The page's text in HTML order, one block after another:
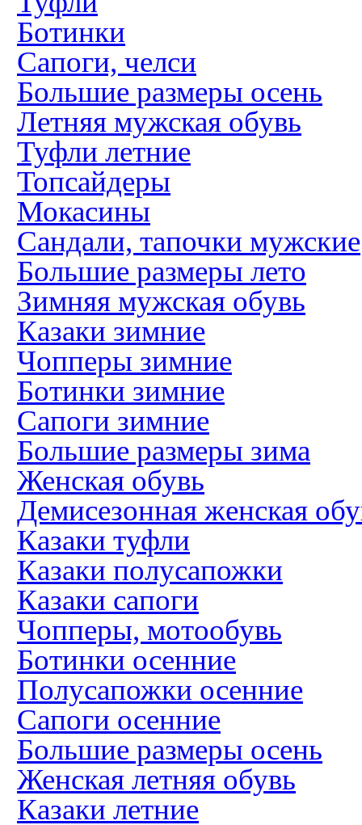
Ботинки
Сапоги, челси
Большие размеры осень
Летняя мужская обувь
Туфли летние
Топсайдеры
Мокасины
Сандали, тапочки мужские
Большие размеры лето
Зимняя мужская обувь
Казаки зимние
Чопперы зимние
Ботинки зимние
Сапоги зимние
Большие размеры зима
Женская обувь
Демисезонная женская
Казаки туфли
Казаки полусапожки
Казаки сапоги
Чопперы, мотообувь
Ботинки осенние
Полусапожки осенние
Сапоги осенние
Большие размеры осень
Женская летняя обувь
Казаки летние